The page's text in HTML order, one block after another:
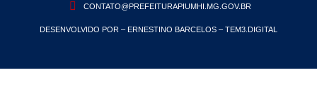
CONTATO@PREFEITURAPIUMHI.MG.GOV.BR
DESENVOLVIDO POR – ERNESTINO BARCELOS – TEM3.DIGITAL